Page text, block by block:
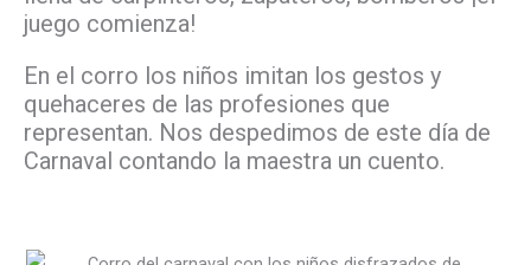
juego comienza!
En el corro los niños imitan los gestos y
quehaceres de las profesiones que
representan. Nos despedimos de este día de
Carnaval contando la maestra un cuento.